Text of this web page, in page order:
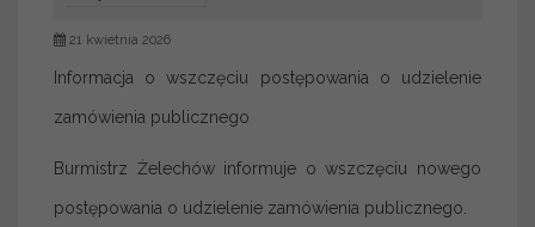
21 kwietnia 2026
Informacja o wszczęciu postępowania o udzielenie
zamówienia publicznego
Burmistrz Żelechów informuje o wszczęciu nowego
postępowania o udzielenie zamówienia publicznego.